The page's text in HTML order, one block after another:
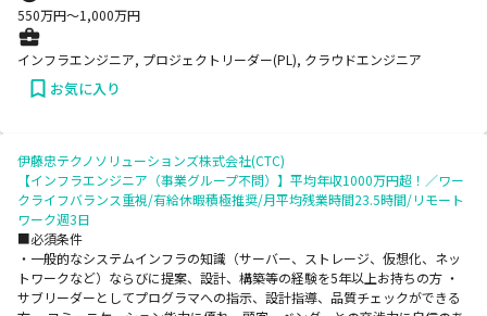
550万円〜1,000万円
インフラエンジニア, プロジェクトリーダー(PL), クラウドエンジニア
お気に入り
伊藤忠テクノソリューションズ株式会社(CTC)
【インフラエンジニア（事業グループ不問）】平均年収1000万円超！／ワー
クライフバランス重視/有給休暇積極推奨/月平均残業時間23.5時間/リモート
ワーク週3日
■必須条件
・一般的なシステムインフラの知識（サーバー、ストレージ、仮想化、ネッ
トワークなど）ならびに提案、設計、構築等の経験を5年以上お持ちの方 ・
サブリーダーとしてプログラマへの指示、設計指導、品質チェックができる